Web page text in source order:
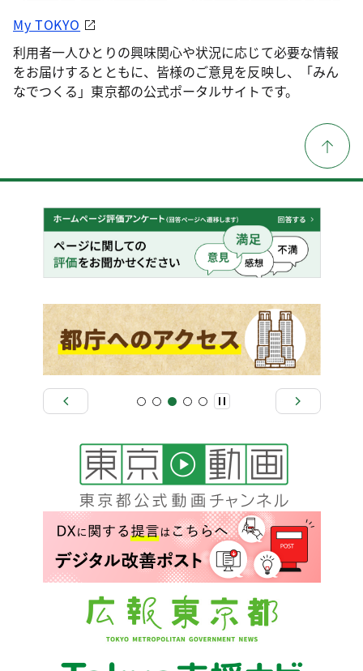
My TOKYO
利用者一人ひとりの興味関心や状況に応じて必要な情報
をお届けするとともに、皆様のご意見を反映し、「みん
なでつくる」東京都の公式ポータルサイトです。